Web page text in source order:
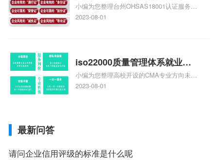
台州iso45001认证服务怎么收
费
小编为您整理台州OHSAS18001认证服务中
心哪家收费便宜、台州ISO9000认证，哪个
标准是什么相关iso体系认证知识，详情可
查看下方正文！
2023-08-01
iso22000质量管理体系就业方
向，质量管理与认证就业方向
小编为您整理高校开设的CMA专业方向未来
就业前景及就业方向如何、cma就业方向有
2023-08-01
最新问答
请问企业信用评级的标准是什么呢